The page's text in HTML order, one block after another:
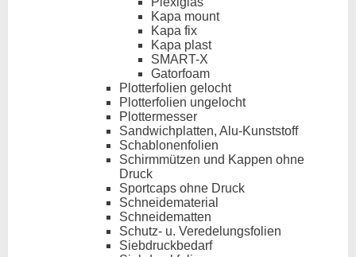
Kapa mount
Kapa fix
Kapa plast
SMART-X
Gatorfoam
Plotterfolien gelocht
Plotterfolien ungelocht
Plottermesser
Sandwichplatten, Alu-Kunststoff
Schablonenfolien
Schirmmützen und Kappen ohne
Druck
Sportcaps ohne Druck
Schneidematerial
Schneidematten
Schutz- u. Veredelungsfolien
Siebdruckbedarf